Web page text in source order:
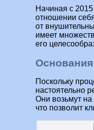
Начиная с
отношении
от
имеет
его
Поскольку
настоятельно
Они возьмут на
что позволит